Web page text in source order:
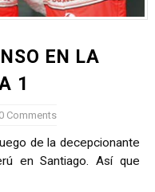
EN LA
1
0 Comments
de la decepcionante
en Santiago. Así que